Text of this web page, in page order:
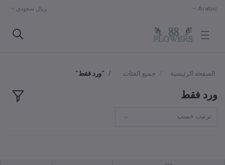
Arabic ريال سعودي
الصفحة الرئيسية جميع الفئات "ورد فقط"
ورد فقط
ترتيب حسب